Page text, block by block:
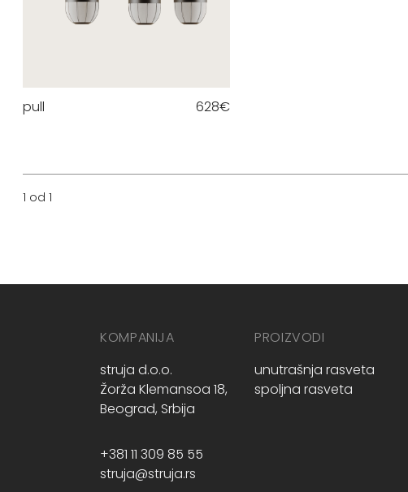
pull 628€
1 od 1
KOMPANIJA
struja d.o.o.
Žorža Klemansoa 18,
Beograd, Srbija
+381 11 309 85 55
struja@struja.rs
PROIZVODI
unutrašnja rasveta
spoljna rasveta